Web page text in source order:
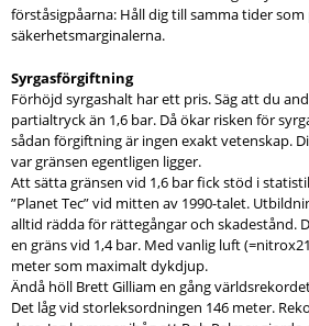
förståsigpåarna: Håll dig till samma tider som
säkerhetsmarginalerna.
Syrgasförgiftning
Förhöjd syrgashalt har ett pris. Säg att du
partialtryck än 1,6 bar. Då ökar risken för
sådan förgiftning är ingen exakt vetenskap.
var gränsen egentligen ligger.
Att sätta gränsen vid 1,6 bar fick stöd i
”Planet Tec” vid mitten av 1990-talet.
alltid rädda för rättegångar och skadestånd.
en gräns vid 1,4 bar. Med vanlig luft
meter som maximalt dykdjup.
Ändå höll Brett Gilliam en gång
Det låg vid storleksordningen 146 meter.